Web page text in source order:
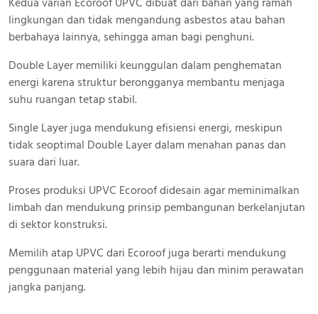
lingkungan dan tidak mengandung asbestos atau bahan
berbahaya lainnya, sehingga aman bagi penghuni.
Double Layer memiliki keunggulan dalam penghematan
energi karena struktur berongganya membantu menjaga
suhu ruangan tetap stabil.
Single Layer juga mendukung efisiensi energi, meskipun
tidak seoptimal Double Layer dalam menahan panas dan
suara dari luar.
Proses produksi UPVC Ecoroof didesain agar meminimalkan
limbah dan mendukung prinsip pembangunan berkelanjutan
di sektor konstruksi.
Memilih atap UPVC dari Ecoroof juga berarti mendukung
penggunaan material yang lebih hijau dan minim perawatan
jangka panjang.